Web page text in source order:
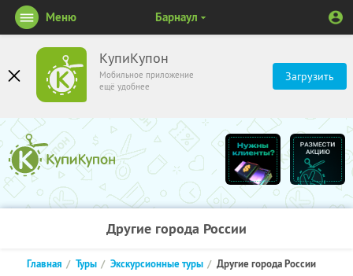
КупиКупон
Мобильное приложение
ещё удобнее
Загрузить
Меню Барнаул
Другие города России
Главная Туры Экскурсионные туры Другие города России